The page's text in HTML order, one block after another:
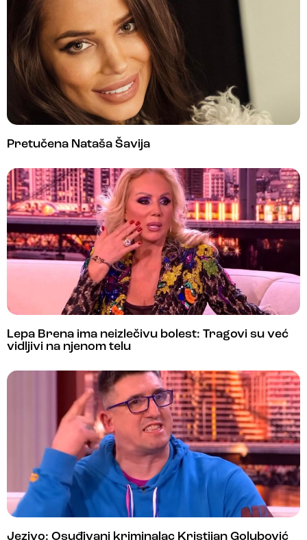
Pretučena Nataša Šavija
Lepa Brena ima neizlečivu bolest: Tragovi su već
vidljivi na njenom telu
Jezivo: Osuđivani kriminalac Kristijan Golubović